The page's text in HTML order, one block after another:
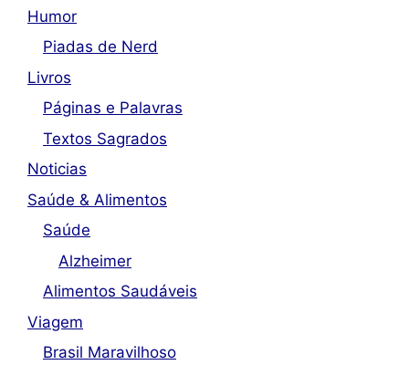
Humor
Piadas de Nerd
Livros
Páginas e Palavras
Textos Sagrados
Noticias
Saúde & Alimentos
Saúde
Alzheimer
Alimentos Saudáveis
Viagem
Brasil Maravilhoso